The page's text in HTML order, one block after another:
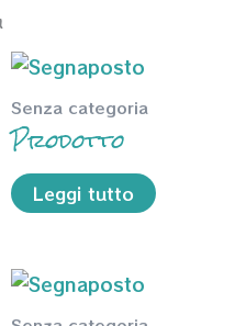
Senza categoria
Prodotto
Leggi tutto